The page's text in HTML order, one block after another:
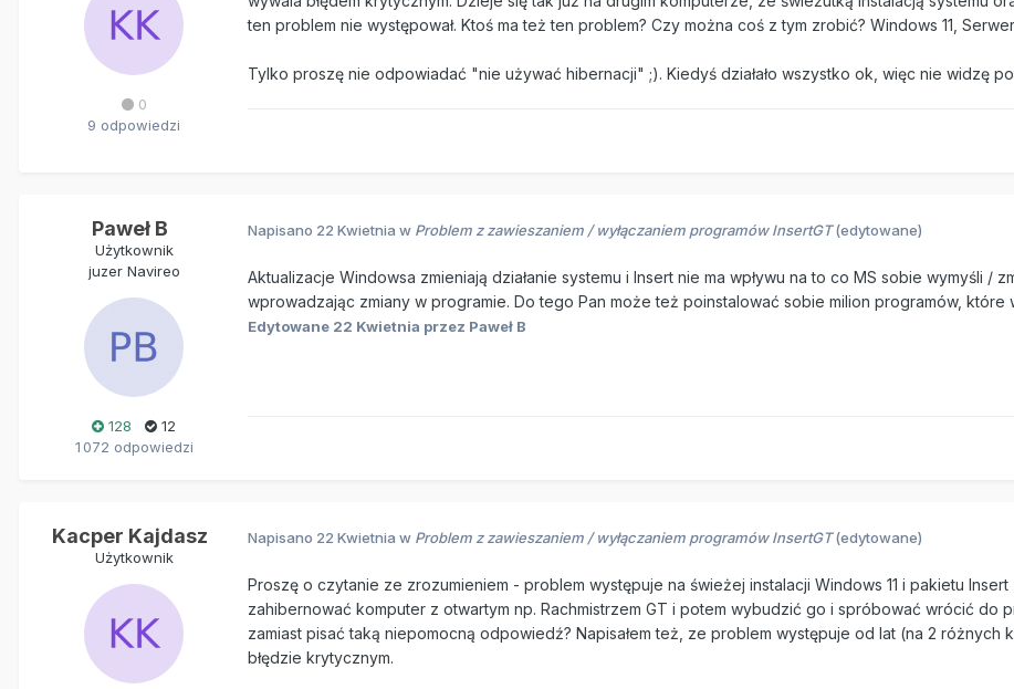
0
9 odpowiedzi
ten problem nie występował. Ktoś ma też ten problem? Czy można coś z tym zrobić? Windows 11,
Tylko proszę nie odpowiadać "nie używać hibernacji" ;). Kiedyś działało wszystko ok, więc nie widzę
Paweł B
Użytkownik
juzer Navireo
128
12
1 072 odpowiedzi
Napisano 22 Kwietnia w Problem z zawieszaniem / wyłączaniem programów InsertGT (edytowane)
Aktualizacje Windowsa zmieniają działanie systemu i Insert nie ma wpływu na to co MS sobie wymyśli /
wprowadzając zmiany w programie. Do tego Pan może też poinstalować sobie milion programów, które
Edytowane 22 Kwietnia przez Paweł B
Kacper Kajdasz
Użytkownik
Napisano 22 Kwietnia w Problem z zawieszaniem / wyłączaniem programów InsertGT (edytowane)
Proszę o czytanie ze zrozumieniem - problem występuje na świeżej instalacji Windows 11 i pakietu
zahibernować komputer z otwartym np. Rachmistrzem GT i potem wybudzić go i spróbować wrócić do
zamiast pisać taką niepomocną odpowiedź? Napisałem też, ze problem występuje od lat (na 2 różnych
błędzie krytycznym.